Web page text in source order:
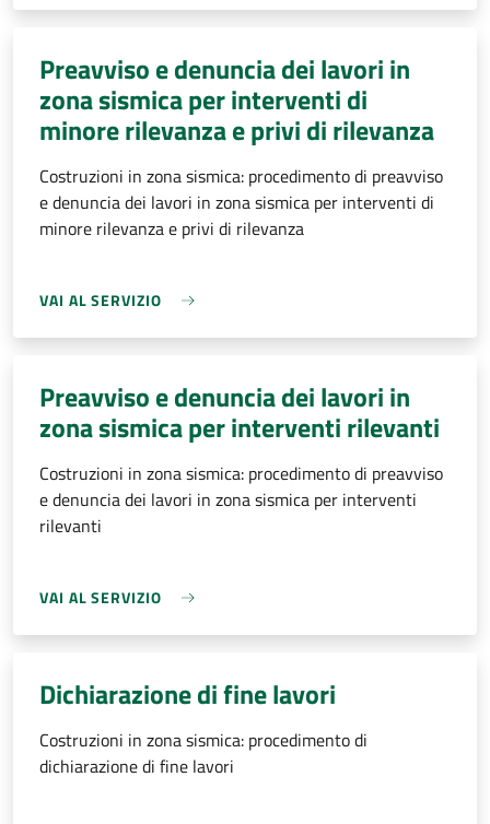
Preavviso e denuncia dei lavori in
zona sismica per interventi di
minore rilevanza e privi di rilevanza
Costruzioni in zona sismica: procedimento di preavviso
e denuncia dei lavori in zona sismica per interventi di
minore rilevanza e privi di rilevanza
VAI AL SERVIZIO
Preavviso e denuncia dei lavori in
zona sismica per interventi rilevanti
Costruzioni in zona sismica: procedimento di preavviso
e denuncia dei lavori in zona sismica per interventi
rilevanti
VAI AL SERVIZIO
Dichiarazione di fine lavori
Costruzioni in zona sismica: procedimento di
dichiarazione di fine lavori